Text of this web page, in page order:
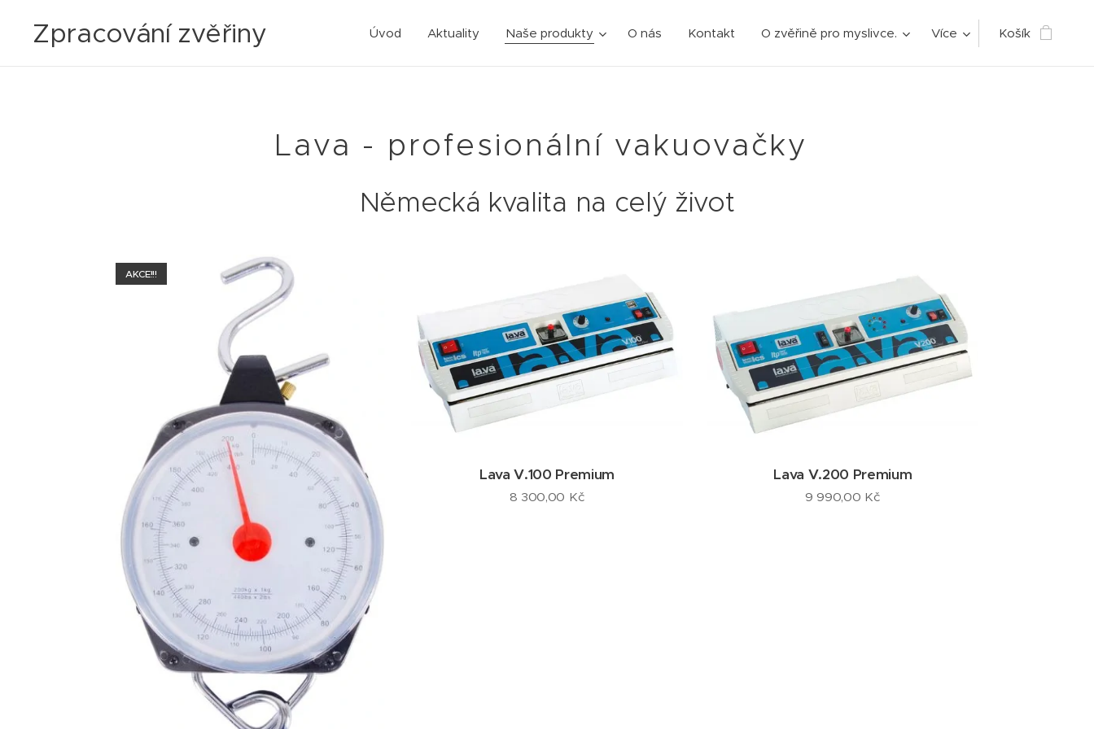
Zpracování zvěřiny Úvod Aktuality Naše produkty O nás Kontakt O zvěřině pro myslivce. Více Košík
Lava - profesionální vakuovačky
Německá kvalita na celý život
AKCE!!!
Lava V.100 Premium
8 300,00 Kč
Lava V.200 Premium
9 990,00 Kč